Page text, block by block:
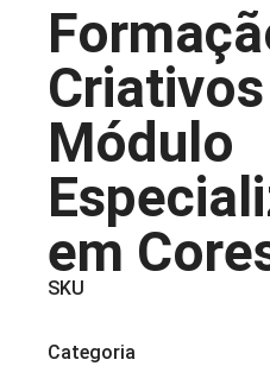
Módulo
em
SKU
Categoria